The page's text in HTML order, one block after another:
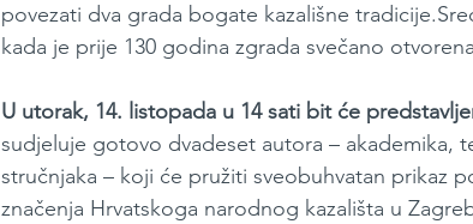
povezati dva grada bogate kazališne
kada je prije 130 godina zgrada svečano
U utorak, 14. listopada u 14 sati bit će
sudjeluje gotovo dvadeset autora – akademika,
stručnjaka – koji će pružiti sveobuhvatan prikaz
značenja Hrvatskoga narodnog kazališta u